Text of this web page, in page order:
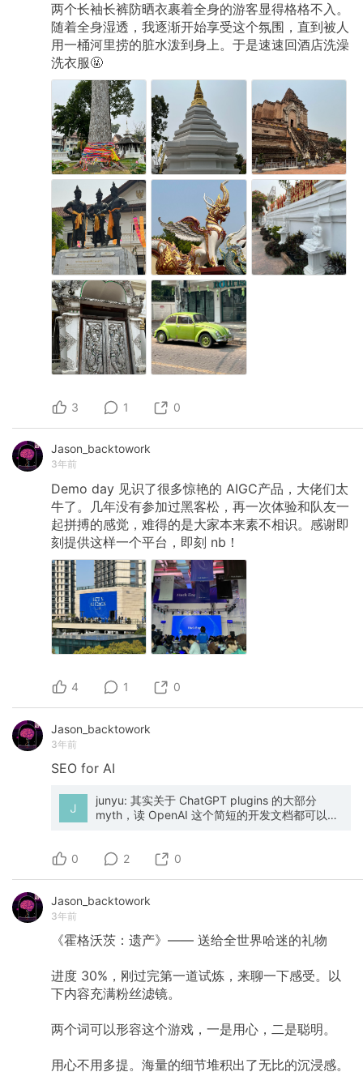
两个长袖长裤防晒衣裹着全身的游客显得格格不入。
随着全身湿透，我逐渐开始享受这个氛围，直到被人
用一桶河里捞的脏水泼到身上。于是速速回酒店洗澡
洗衣服🤬
3 1 0
Jason_backtowork
3年前
Demo day 见识了很多惊艳的 AIGC产品，大佬们太
牛了。几年没有参加过黑客松，再一次体验和队友一
起拼搏的感觉，难得的是大家本来素不相识。感谢即
刻提供这样一个平台，即刻 nb！
4 1 0
Jason_backtowork
3年前
SEO for AI
junyu: 其实关于 ChatGPT plugins 的大部分
myth，读 OpenAI 这个简短的开发文档都可以得
来说，肯定不是。ChatGPT plugins 做的事情，
知识工作者，不幸在 2021 年 9 月就被你抓到了
样。你问它的很多问题它凭借自己的积累是可以
解答的，只是不知有汉，无论魏晋。 现在，你和
出去走走，看看外面的世界是不是有更好的答
案、更好的办法。比如，机票价格怎么样了？Tik
Tok 的听证会怎么样了？你不是理科不好吗，让
我办了吧。比如，既然问了机票价格，就顺便订
儿解决你的问题呢？其实世界上这些工作都已经
0 2 0
Jason_backtowork
3年前
《霍格沃茨：遗产》—— 送给全世界哈迷的礼物
进度 30%，刚过完第一道试炼，来聊一下感受。以
下内容充满粉丝滤镜。
两个词可以形容这个游戏，一是用心，二是聪明。
用心不用多提。海量的细节堆积出了无比的沉浸感。